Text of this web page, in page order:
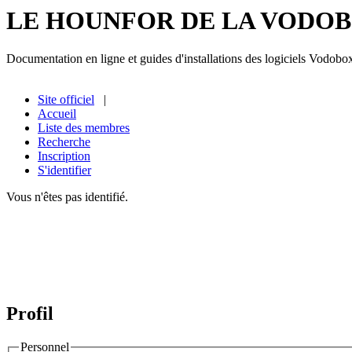
LE HOUNFOR DE LA
Documentation en ligne et guides d'installations des logiciels
Site officiel |
Accueil
Liste des membres
Recherche
Inscription
S'identifier
Vous n'êtes pas identifié.
Profil
Personnel